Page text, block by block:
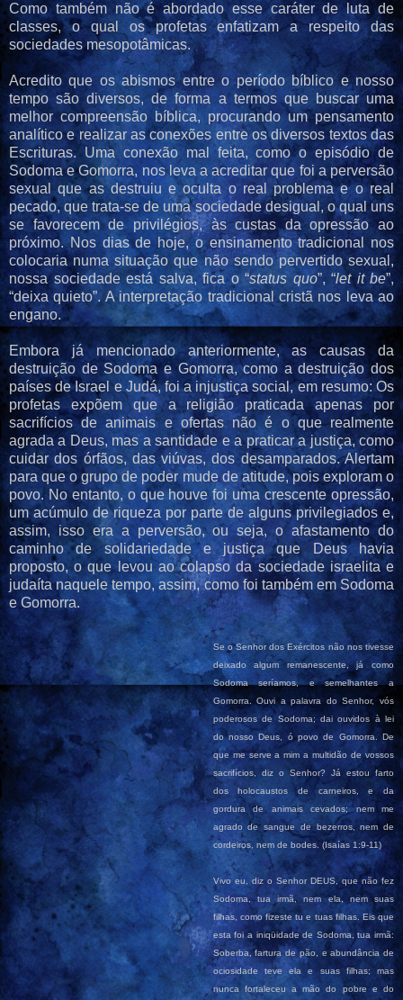
Como também não é abordado esse caráter de luta de
classes, o qual os profetas enfatizam a respeito das
sociedades mesopotâmicas.
Acredito que os abismos entre o período bíblico e nosso
tempo são diversos, de forma a termos que buscar uma
melhor compreensão bíblica, procurando um pensamento
analítico e realizar as conexões entre os diversos textos das
Escrituras. Uma conexão mal feita, como o episódio de
Sodoma e Gomorra, nos leva a acreditar que foi a perversão
sexual que as destruiu e oculta o real problema e o real
pecado, que trata-se de uma sociedade desigual, o qual uns
se favorecem de privilégios, às custas da opressão ao
próximo. Nos dias de hoje, o ensinamento tradicional nos
colocaria numa situação que não sendo pervertido sexual,
nossa sociedade está salva, fica o “status quo”, “let it be”,
“deixa quieto”. A interpretação tradicional cristã nos leva ao
engano.
Embora já mencionado anteriormente, as causas da
destruição de Sodoma e Gomorra, como a destruição dos
países de Israel e Judá, foi a injustiça social, em resumo: Os
profetas expõem que a religião praticada apenas por
sacrifícios de animais e ofertas não é o que realmente
agrada a Deus, mas a santidade e a praticar a justiça, como
cuidar dos órfãos, das viúvas, dos desamparados. Alertam
para que o grupo de poder mude de atitude, pois exploram o
povo. No entanto, o que houve foi uma crescente opressão,
um acúmulo de riqueza por parte de alguns privilegiados e,
assim, isso era a perversão, ou seja, o afastamento do
caminho de solidariedade e justiça que Deus havia
proposto, o que levou ao colapso da sociedade israelita e
judaíta naquele tempo, assim, como foi também em Sodoma
e Gomorra.
Se o Senhor dos Exércitos não nos tivesse
deixado algum remanescente, já como
Sodoma seríamos, e semelhantes a
Gomorra. Ouvi a palavra do Senhor, vós
poderosos de Sodoma; dai ouvidos à lei
do nosso Deus, ó povo de Gomorra. De
que me serve a mim a multidão de vossos
sacrifícios, diz o Senhor? Já estou farto
dos holocaustos de carneiros, e da
gordura de animais cevados; nem me
agrado de sangue de bezerros, nem de
cordeiros, nem de bodes.(Isaías 1:9-11)
Vivo eu, diz o Senhor DEUS, que não fez
Sodoma, tua irmã, nem ela, nem suas
filhas, como fizeste tu e tuas filhas. Eis que
esta foi a iniqüidade de Sodoma, tua irmã:
Soberba, fartura de pão, e abundância de
ociosidade teve ela e suas filhas; mas
nunca fortaleceu a mão do pobre e do